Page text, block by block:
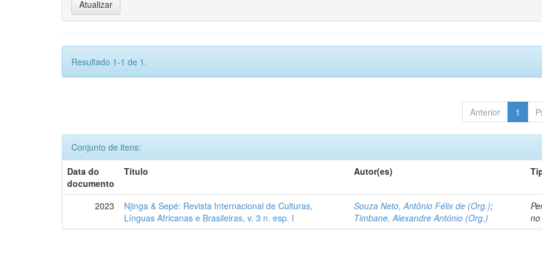
Resultado 1-1 de 1.
Anterior 1
Conjunto de itens:
Data do
documento
Título Autor(es)
2023
Njinga & Sepé: Revista Internacional de Culturas,
Línguas Africanas e Brasileiras, v. 3 n. esp. I
Souza Neto, Antônio Félix de (Org.);
Timbane, Alexandre António (Org.)